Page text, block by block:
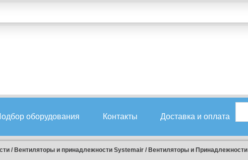
оборудования Контакты Доставка и оплата
/ Вентиляторы и принадлежности Systemair / Вентиляторы и Принадлежности